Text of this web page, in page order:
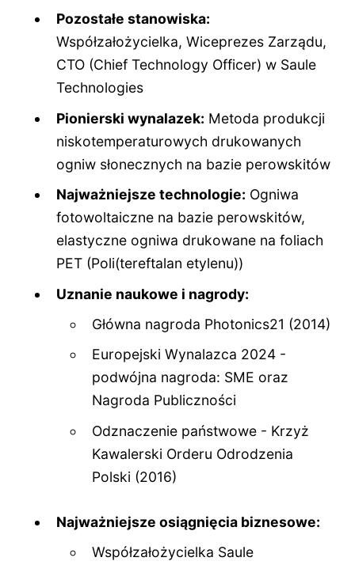
Pozostałe stanowiska:
Współzałożycielka, Wiceprezes Zarządu,
CTO (Chief Technology Officer) w Saule
Technologies
Pionierski wynalazek: Metoda produkcji
niskotemperaturowych drukowanych
ogniw słonecznych na bazie perowskitów
Najważniejsze technologie: Ogniwa
fotowoltaiczne na bazie perowskitów,
elastyczne ogniwa drukowane na foliach
PET (Poli(tereftalan etylenu))
Uznanie naukowe i nagrody:
Główna nagroda Photonics21 (2014)
Europejski Wynalazca 2024 -
podwójna nagroda: SME oraz
Nagroda Publiczności
Odznaczenie państwowe - Krzyż
Kawalerski Orderu Odrodzenia
Polski (2016)
Najważniejsze osiągnięcia biznesowe:
Współzałożycielka Saule